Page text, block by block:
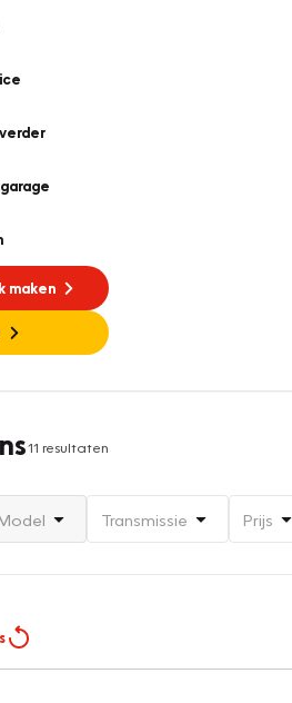
maken
11 resultaten
Transmissie Prijs